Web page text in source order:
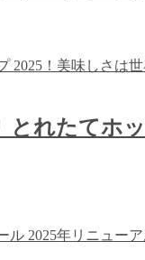
とれたてホ